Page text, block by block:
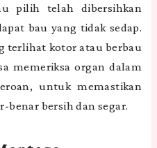
pilih telah dibersihkan
bau yang tidak sedap.
terlihat kotor atau berbau
memeriksa organ dalam
untuk memastikan
benar bersih dan segar.